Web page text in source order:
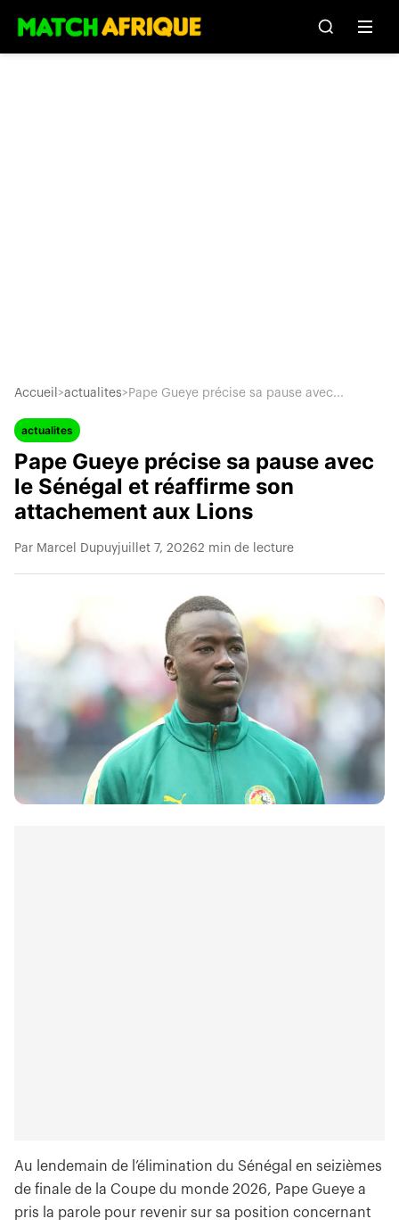
Accueil >actualites> Pape Gueye précise sa pause avec...
actualites
Pape Gueye précise sa pause avec
le Sénégal et réaffirme son
attachement aux Lions
Par Marcel Dupuyjuillet 7, 20262 min de lecture
Au lendemain de l’élimination du Sénégal en seizièmes
de finale de la Coupe du monde 2026, Pape Gueye a
pris la parole pour revenir sur sa position concernant